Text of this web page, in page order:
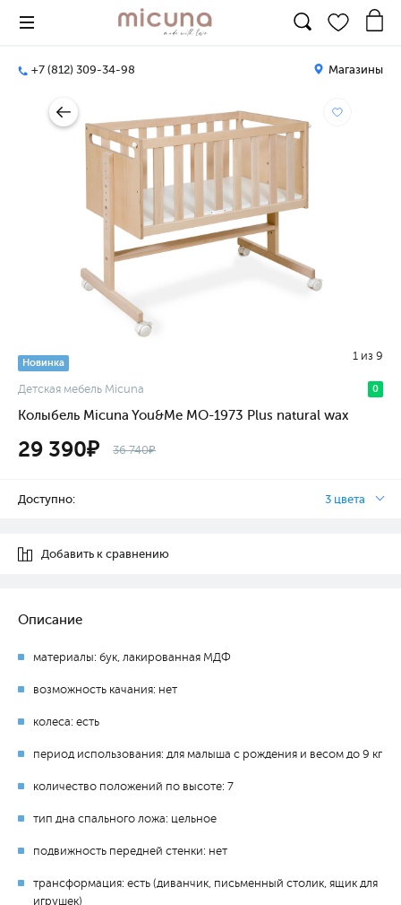
+7 (812) 309-34-98 Магазины
Новинка
1 из 9
Детская мебель Micuna 0
Колыбель Micuna You&Me МО-1973 Plus natural wax
29 390₽ 36 740₽
Доступно: 3 цвета
Добавить к сравнению
Описание
материалы: бук, лакированная МДФ
возможность качания: нет
колеса: есть
период использования: для малыша с рождения и весом до 9 кг
количество положений по высоте: 7
тип дна спального ложа: цельное
подвижность передней стенки: нет
трансформация: есть (диванчик, письменный столик, ящик для
игрушек)